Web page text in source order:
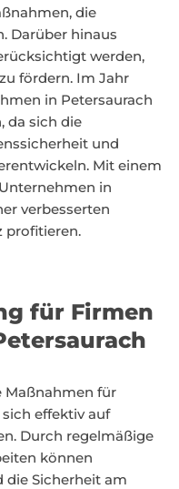
die
Darüber hinaus
werden,
fördern. Im Jahr
in Petersaurach
da sich die
und
Mit einem
in
verbesserten
profitieren.
für Firmen
Maßnahmen für
effektiv auf
Durch regelmäßige
können
die Sicherheit am